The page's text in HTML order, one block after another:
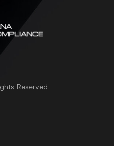
Reserved